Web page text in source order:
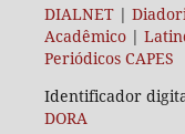
DIALNET|
Acadêmico|
Periódicos CAPES
Identificador
DORA